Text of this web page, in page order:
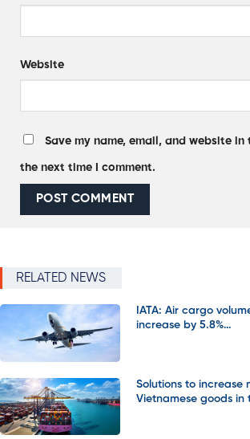
RELATED NEWS
IATA: Air cargo
increase by 5.8%…
Solutions to increase
Vietnamese goods in
Website
Save my name, email, and website
the next time I comment.